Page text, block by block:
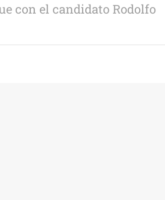
con el candidato Rodolfo